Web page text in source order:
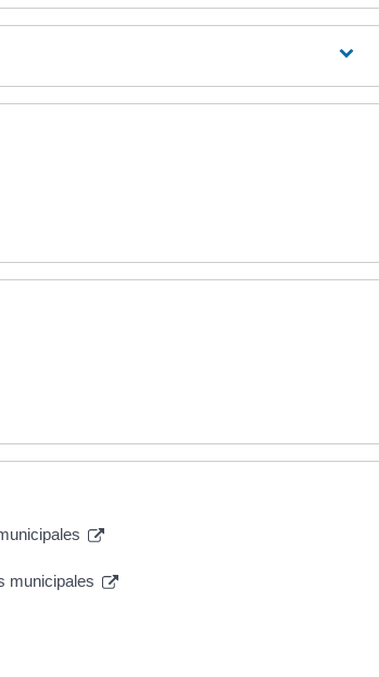
municipales